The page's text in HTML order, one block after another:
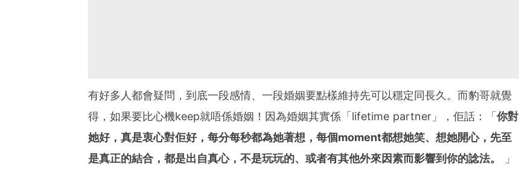
有好多人都會疑問，到底一段感情、一段婚姻要點樣維持先可以穩定同長久。而豹哥就覺
得，如果要比心機keep就唔係婚姻！因為婚姻其實係「lifetime partner」，佢話：「你對
她好，真是衷心對佢好，每分每秒都為她著想，每個moment都想她笑、想她開心，先至
是真正的結合，都是出自真心，不是玩玩的、或者有其他外來因素而影響到你的諗法。
」